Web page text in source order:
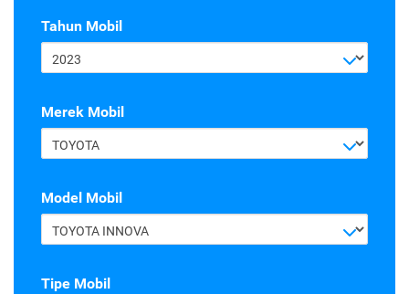
Tahun Mobil
2023
Merek Mobil
TOYOTA
Model Mobil
TOYOTA INNOVA
Tipe Mobil